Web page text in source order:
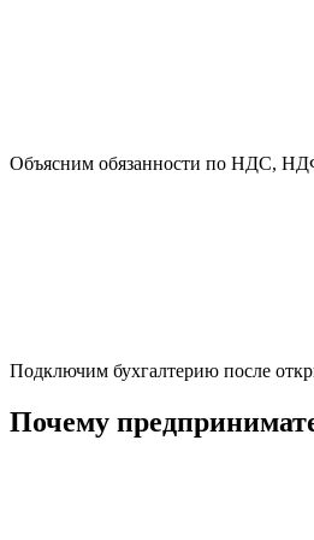
Объясним обязанности по НДС,
Подключим бухгалтерию после
Почему